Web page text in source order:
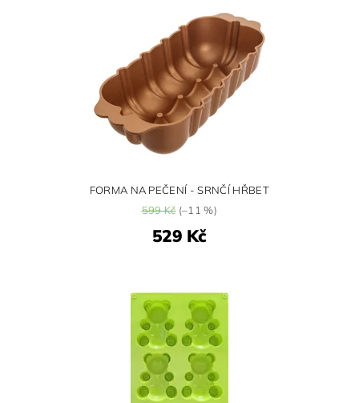
FORMA NA PEČENÍ - SRNČÍ HŘBET
599 Kč(–11 %)
529 Kč